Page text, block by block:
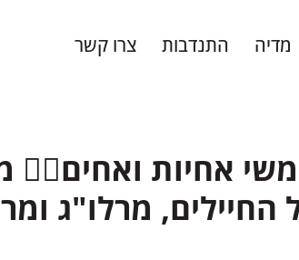
מדיה התנדבות צרו קשר
שימשי אחיות
מרלו"ג